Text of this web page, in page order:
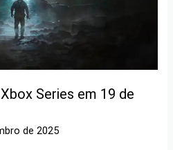
Series em 19 de
de 2025